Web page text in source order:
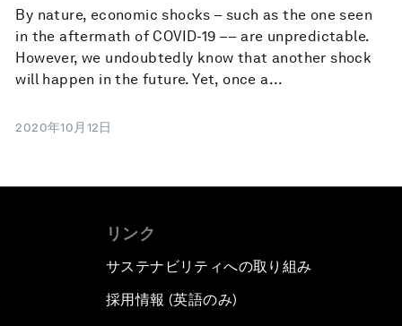
By nature, economic shocks – such as the one seen
in the aftermath of COVID-19 –– are unpredictable.
However, we undoubtedly know that another shock
will happen in the future. Yet, once a...
2020年10月12日
リンク
サステナビリティへの取り組み
採用情報 (英語のみ)